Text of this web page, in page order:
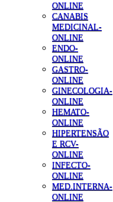
ONLINE
CANABIS
MEDICINAL-
ONLINE
ENDO-
ONLINE
GASTRO-
ONLINE
GINECOLOGIA-
ONLINE
HEMATO-
ONLINE
HIPERTENSÃO
E RCV-
ONLINE
INFECTO-
ONLINE
MED.INTERNA-
ONLINE